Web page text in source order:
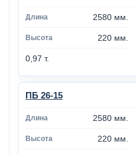
2580 мм.
220 мм.
0,97 т.
ПБ 26-15
2580 мм.
220 мм.